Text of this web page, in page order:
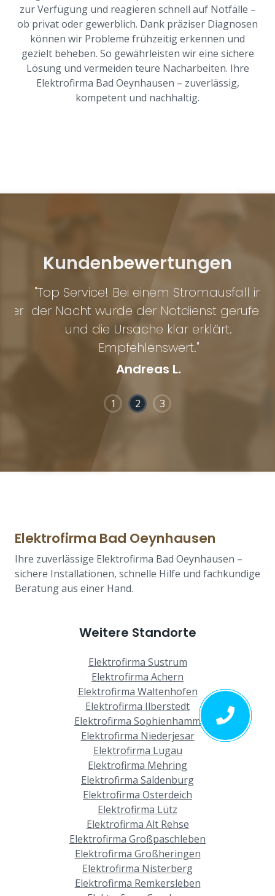
zur Verfügung und reagieren schnell auf Notfälle –
ob privat oder gewerblich. Dank präziser Diagnosen
können wir Probleme frühzeitig erkennen und
gezielt beheben. So gewährleisten wir eine sichere
Lösung und vermeiden teure Nacharbeiten. Ihre
Elektrofirma Bad Oeynhausen – zuverlässig,
kompetent und nachhaltig.
Kundenbewertungen
"Top Service! Bei einem Stromausfall in
der Nacht wurde der Notdienst gerufen
und die Ursache klar erklärt.
Empfehlenswert."
Andreas L.
1 2 3
Elektrofirma Bad Oeynhausen
Ihre zuverlässige Elektrofirma Bad Oeynhausen –
sichere Installationen, schnelle Hilfe und fachkundige
Beratung aus einer Hand.
Weitere Standorte
Elektrofirma Sustrum
Elektrofirma Achern
Elektrofirma Waltenhofen
Elektrofirma Ilberstedt
Elektrofirma Sophienhamm
Elektrofirma Niederjesar
Elektrofirma Lugau
Elektrofirma Mehring
Elektrofirma Saldenburg
Elektrofirma Osterdeich
Elektrofirma Lütz
Elektrofirma Alt Rehse
Elektrofirma Großpaschleben
Elektrofirma Großheringen
Elektrofirma Nisterberg
Elektrofirma Remkersleben